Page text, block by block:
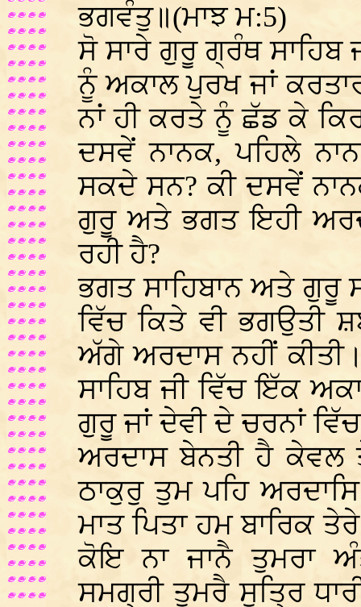
ਭਗਵੰਤੁ॥(ਮਾਝ ਮ:5)
ਸੋ ਸਾਰੇ ਗੁਰੂ ਗ੍ਰੰਥ ਸਾਹਿਬ
ਨੂੰ ਅਕਾਲ ਪੁਰਖ ਜਾਂ
ਨਾਂ ਹੀ ਕਰਤੇ ਨੂੰ ਛੱਡ ਕੇ
ਦਸਵੇਂ ਨਾਨਕ, ਪਹਿਲੇ
ਸਕਦੇ ਸਨ? ਕੀ ਦਸਵੇਂ
ਗੁਰੂ ਅਤੇ ਭਗਤ ਇਹੀ
ਰਹੀ ਹੈ?
ਭਗਤ ਸਾਹਿਬਾਨ ਅਤੇ ਗੁਰੂ
ਵਿੱਚ ਕਿਤੇ ਵੀ ਭਗਉਤੀ
ਅੱਗੇ ਅਰਦਾਸ ਨਹੀਂ
ਸਾਹਿਬ ਜੀ ਵਿੱਚ ਇੱਕ
ਗੁਰੂ ਜਾਂ ਦੇਵੀ ਦੇ ਚਰਨਾਂ
ਅਰਦਾਸ ਬੇਨਤੀ ਹੈ
ਠਾਕੁਰੁ ਤੁਮ ਪਹਿ
ਮਾਤ ਪਿਤਾ ਹਮ ਬਾਰਿਕ
ਕੋਇ ਨਾ ਜਾਨੈ ਤੁਮਰਾ
ਸਮਗ੍ਰੀ ਤੁਮਰੈ ਸੂਤ੍ਰਿ